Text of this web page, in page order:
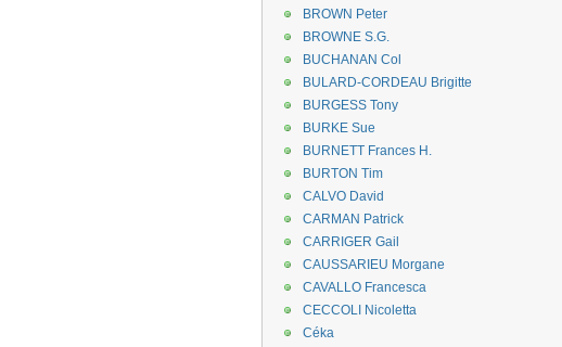
BROWN Peter
BROWNE S.G.
BUCHANAN Col
BULARD-CORDEAU Brigitte
BURGESS Tony
BURKE Sue
BURNETT Frances H.
BURTON Tim
CALVO David
CARMAN Patrick
CARRIGER Gail
CAUSSARIEU Morgane
CAVALLO Francesca
CECCOLI Nicoletta
Céka